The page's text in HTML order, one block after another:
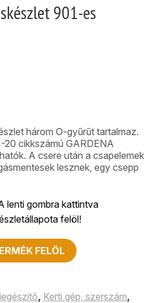
901-es
három O-gyűrűt tartalmaz.
20 cikkszámú GARDENA
A csere után a csapelemek
lesznek, egy csepp
lenti gombra kattintva
felöl!
FELÖL
, Kerti gép, szerszám,